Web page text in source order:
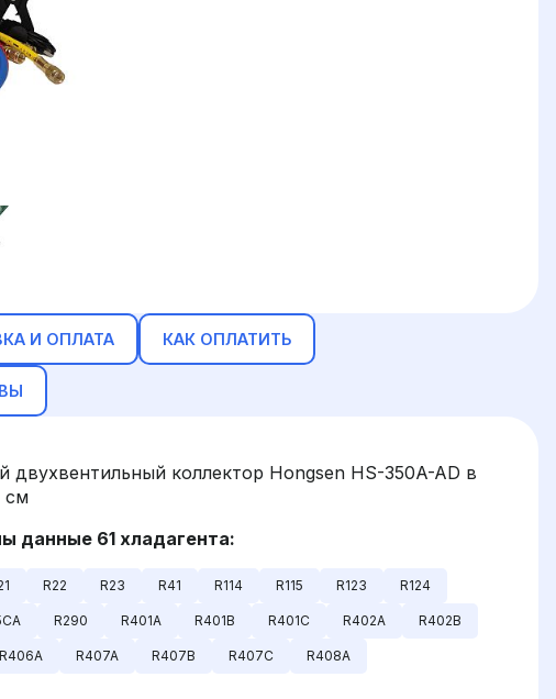
И ОПЛАТА КАК ОПЛАТИТЬ
коллектор Hongsen HS-350A-AD в
см
данные 61 хладагента:
R22 R23 R41 R114 R115 R123 R124
R290 R401A R401B R401C R402A R402B
R406A R407A R407B R407C R408A